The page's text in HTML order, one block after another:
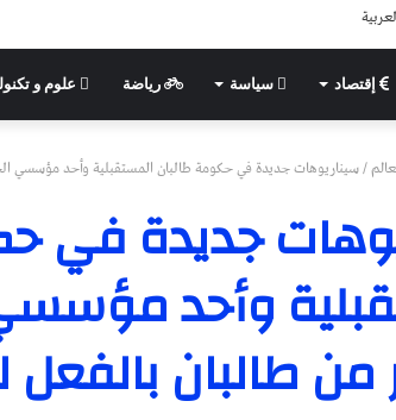
إقتصاد سياسة رياضة علوم و
/سيناريوهات جديدة في حكومة طالبان المستقبلية وأحد مؤسسي
جديدة في
وأحد مؤسسي
من طالبان بالفعل